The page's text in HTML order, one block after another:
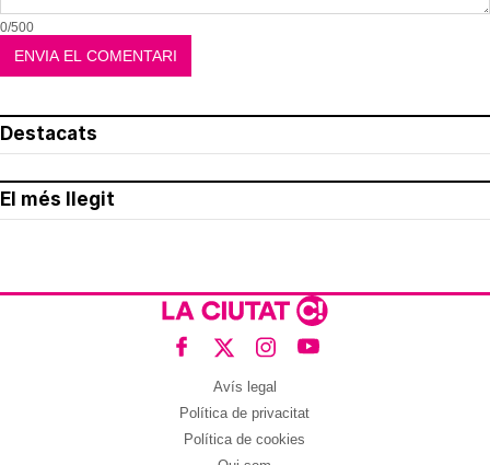
0/500
Destacats
El més llegit
Avís legal
Política de privacitat
Política de cookies